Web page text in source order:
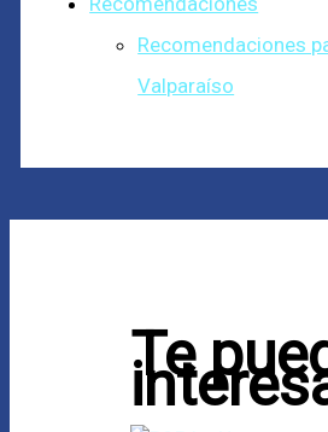
Recomendaciones
Valparaíso
Te